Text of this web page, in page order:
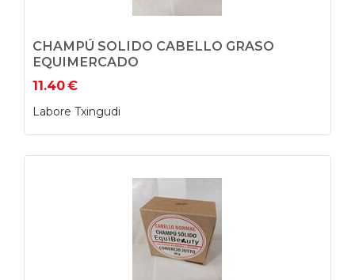
CHAMPÚ SOLIDO CABELLO GRASO
EQUIMERCADO
11.40€
Labore Txingudi